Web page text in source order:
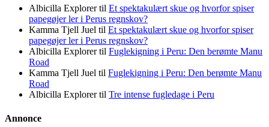
Albicilla Explorertil Et spektakulært skue og hvorfor spiser
papegøjer ler i Perus regnskov?
Kamma Tjell Juel til Et spektakulært skue og hvorfor spiser
papegøjer ler i Perus regnskov?
Albicilla Explorertil Fuglekigning i Peru: Den berømte Manu
Road
Kamma Tjell Juel til Fuglekigning i Peru: Den berømte Manu
Road
Albicilla Explorertil Tre intense fugledage i Peru
Annonce